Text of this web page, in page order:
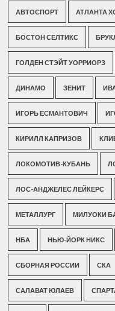
АВТОСПОРТ АТЛАНТА
БОСТОН СЕЛТИКС
ГОЛДЕН СТЭЙТ УОРРИОРЗ
ДИНАМО ЗЕНИТ
ИГОРЬ ЕСМАНТОВИЧ
КИРИЛЛ КАПРИЗОВ
ЛОКОМОТИВ-КУБАНЬ
ЛОС-АНДЖЕЛЕС ЛЕЙКЕРС
МЕТАЛЛУРГ МИЛУОКИ
НБА НЬЮ-ЙОРК НИКС
СБОРНАЯ РОССИИ СКА
САЛАВАТ ЮЛАЕВ